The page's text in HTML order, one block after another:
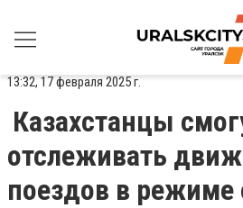
13:32, 17 февраля 2025 г.
Казахстанцы
отслеживать
поездов в режиме